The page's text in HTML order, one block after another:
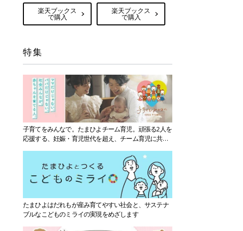
楽天ブックス
で購入
楽天ブックス
で購入
特集
子育てをみんなで。たまひよチーム育児。頑張る2人を
応援する、妊娠・育児世代を超え、チーム育児に共感
たまひよはだれもが産み育てやすい社会と、サステナ
ブルなこどものミライの実現をめざします